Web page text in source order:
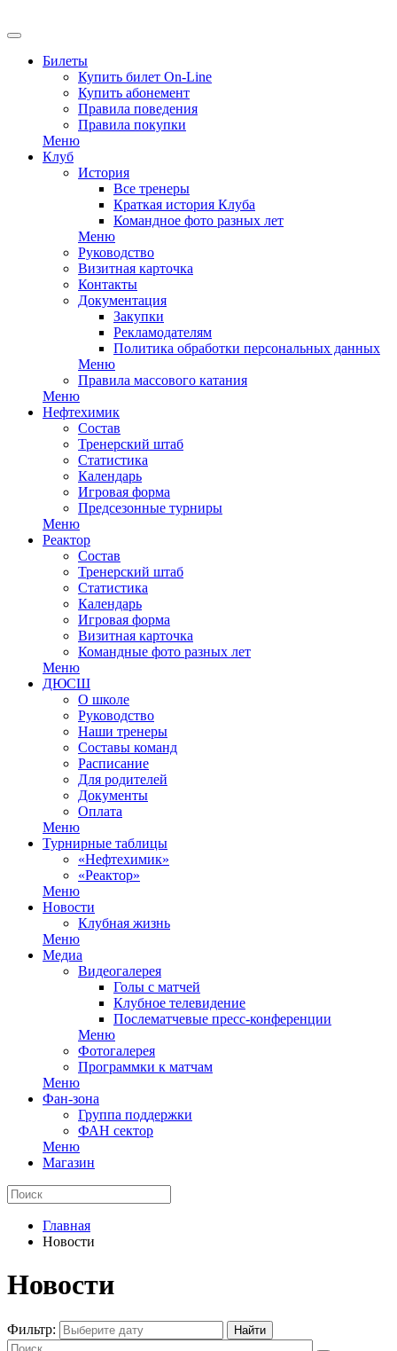
Билеты
Купить билет On-Line
Купить абонемент
Правила поведения
Правила покупки
Меню
Клуб
История
Все тренеры
Краткая история Клуба
Командное фото разных лет
Меню
Руководство
Визитная карточка
Контакты
Документация
Закупки
Рекламодателям
Политика обработки персональных данных
Меню
Правила массового катания
Меню
Нефтехимик
Состав
Тренерский штаб
Статистика
Календарь
Игровая форма
Предсезонные турниры
Меню
Реактор
Состав
Тренерский штаб
Статистика
Календарь
Игровая форма
Визитная карточка
Командные фото разных лет
Меню
ДЮСШ
О школе
Руководство
Наши тренеры
Составы команд
Расписание
Для родителей
Документы
Оплата
Меню
Турнирные таблицы
«Нефтехимик»
«Реактор»
Меню
Новости
Клубная жизнь
Меню
Медиа
Видеогалерея
Голы с матчей
Клубное телевидение
Послематчевые пресс-конференции
Меню
Фотогалерея
Программки к матчам
Меню
Фан-зона
Группа поддержки
ФАН сектор
Меню
Магазин
Главная
Новости
Новости
Фильтр: